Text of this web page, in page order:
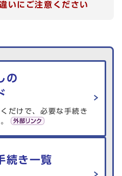
いにご注意ください
の
だけで、必要な手続き
続き一覧